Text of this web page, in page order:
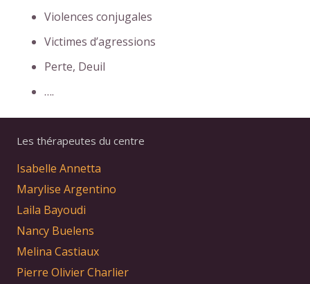
Violences conjugales
Victimes d’agressions
Perte, Deuil
….
Les thérapeutes du centre
Isabelle Annetta
Marylise Argentino
Laila Bayoudi
Nancy Buelens
Melina Castiaux
Pierre Olivier Charlier